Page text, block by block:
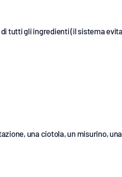
tutti gli ingredienti (il sistema
una ciotola, un misurino,